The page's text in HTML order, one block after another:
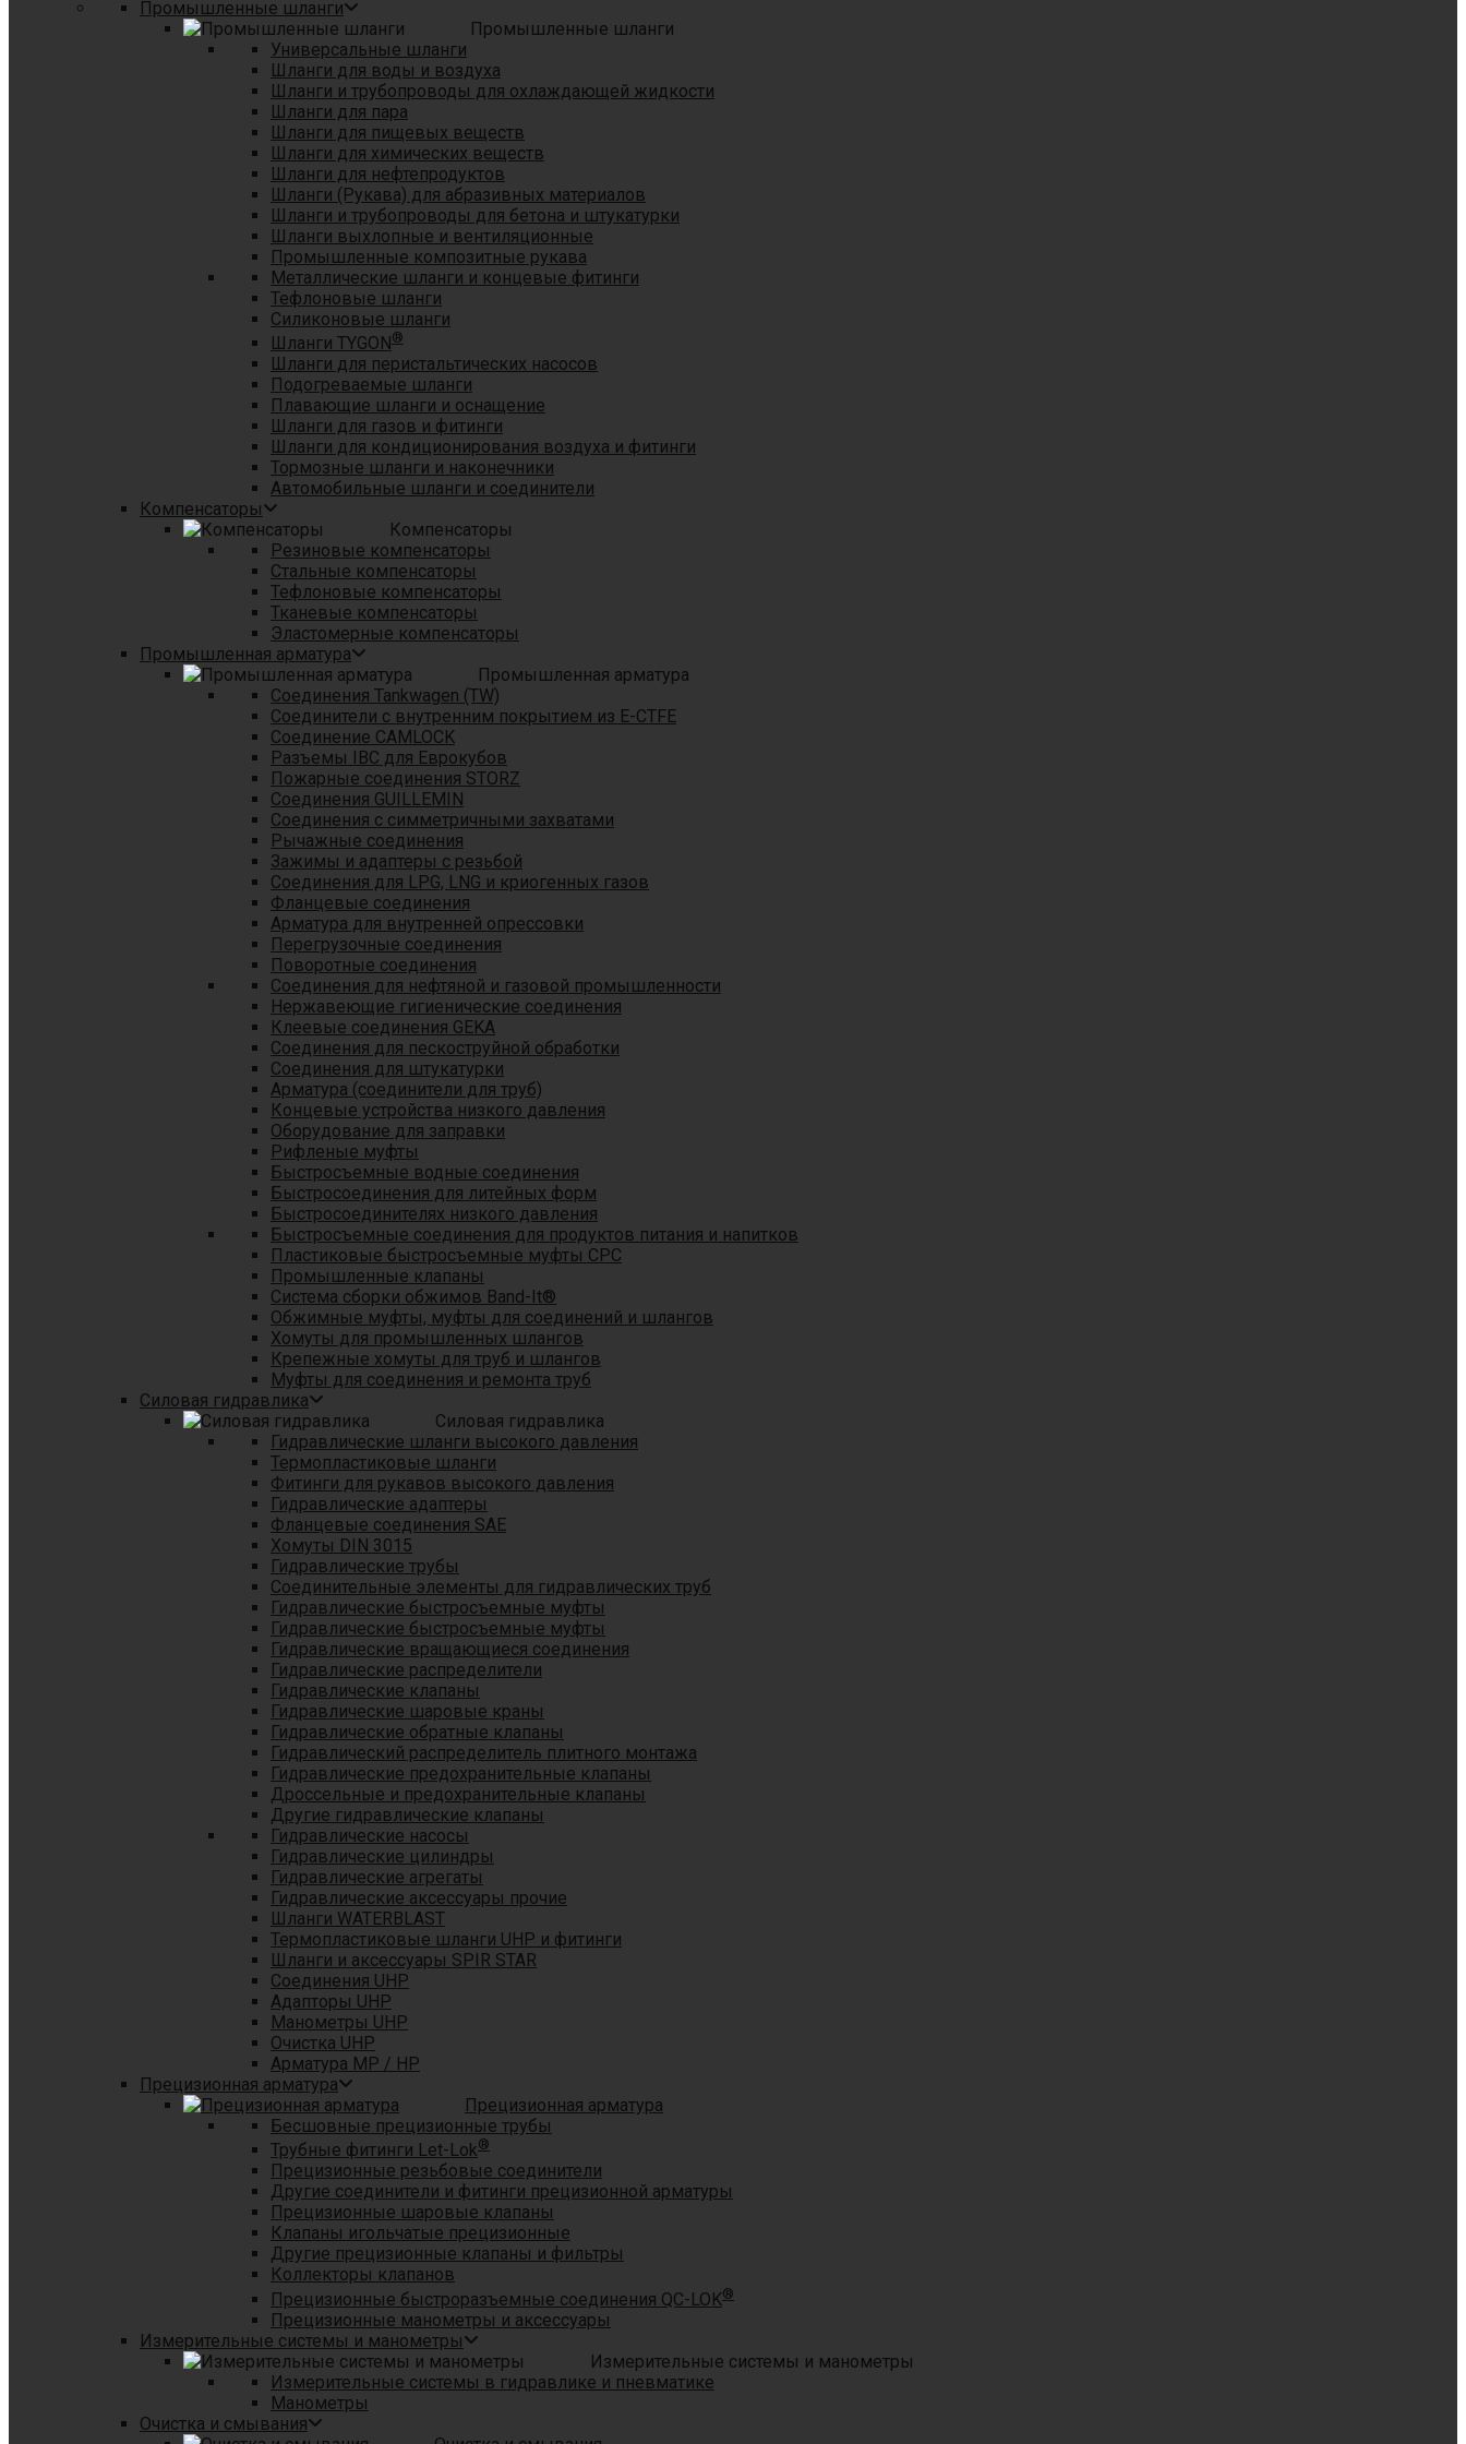
Промышленные шланги
Промышленные шланги
Универсальные шланги
Шланги для воды и воздуха
Шланги и трубопроводы для охлаждающей жидкости
Шланги для пара
Шланги для пищевых веществ
Шланги для химических веществ
Шланги для нефтепродуктов
Шланги (Рукава) для абразивных материалов
Шланги и трубопроводы для бетона и штукатурки
Шланги выхлопные и вентиляционные
Промышленные композитные рукава
Металлические шланги и концевые фитинги
Тефлоновые шланги
Силиконовые шланги
Шланги TYGON®
Шланги для перистальтических насосов
Подогреваемые шланги
Плавающие шланги и оснащение
Шланги для газов и фитинги
Шланги для кондиционирования воздуха и фитинги
Тормозные шланги и наконечники
Автомобильные шланги и соединители
Компенсаторы
Компенсаторы
Резиновые компенсаторы
Стальные компенсаторы
Тефлоновые компенсаторы
Тканевые компенсаторы
Эластомерные компенсаторы
Промышленная арматура
Промышленная арматура
Соединения Tankwagen (TW)
Соединители с внутренним покрытием из E-CTFE
Соединение CAMLOCK
Разъемы IBC для Еврокубов
Пожарные соединения STORZ
Соединения GUILLEMIN
Соединения с симметричными захватами
Рычажные соединения
Зажимы и адаптеры с резьбой
Соединения для LPG, LNG и криогенных газов
Фланцевые соединения
Арматура для внутренней опрессовки
Перегрузочные соединения
Поворотные соединения
Соединения для нефтяной и газовой промышленности
Нержавеющие гигиенические соединения
Клеевые соединения GEKA
Соединения для пескоструйной обработки
Cоединения для штукатурки
Арматура (соединители для труб)
Концевые устройства низкого давления
Оборудование для заправки
Рифленые муфты
Быстросъемные водные соединения
Быстросоединения для литейных форм
Быстросоединителях низкого давления
Быстросъемные соединения для продуктов питания и напитков
Пластиковые быстросъемные муфты CPC
Промышленные клапаны
Система сборки обжимов Band-It®
Обжимные муфты, муфты для соединений и шлангов
Хомуты для промышленных шлангов
Крепежные хомуты для труб и шлангов
Муфты для соединения и ремонта труб
Силовая гидравлика
Силовая гидравлика
Гидравлические шланги высокого давления
Термопластиковые шланги
Фитинги для рукавов высокого давления
Гидравлические адаптеры
Фланцевые соединения SAE
Хомуты DIN 3015
Гидравлические трубы
Соединительные элементы для гидравлических труб
Гидравлические быстросъемные муфты
Гидравлические быстросъемные муфты
Гидравлические вращающиеся соединения
Гидравлические распределители
Гидравлические клапаны
Гидравлические шаровые краны
Гидравлические обратные клапаны
Гидравлический распределитель плитного монтажа
Гидравлические предохранительные клапаны
Дроссельные и предохранительные клапаны
Другие гидравлические клапаны
Гидравлические насосы
Гидравлические цилиндры
Гидравлические агрегаты
Гидравлические аксессуары прочие
Шланги WATERBLAST
Термопластиковые шланги UHP и фитинги
Шланги и аксессуары SPIR STAR
Соединения UHP
Адапторы UHP
Манометры UHP
Очистка UHP
Арматура MP / HP
Прецизионная арматура
Прецизионная арматура
Бесшовные прецизионные трубы
Трубные фитинги Let-Lok®
Прецизионные резьбовые соединители
Другие соединители и фитинги прецизионной арматуры
Прецизионные шаровые клапаны
Клапаны игольчатые прецизионные
Другие прецизионные клапаны и фильтры
Коллекторы клапанов
Прецизионные быстроразъемные соединения QC-LOK®
Прецизионные манометры и аксессуары
Измерительные системы и манометры
Измерительные системы и манометры
Измерительные системы в гидравлике и пневматике
Манометры
Очистка и смывания